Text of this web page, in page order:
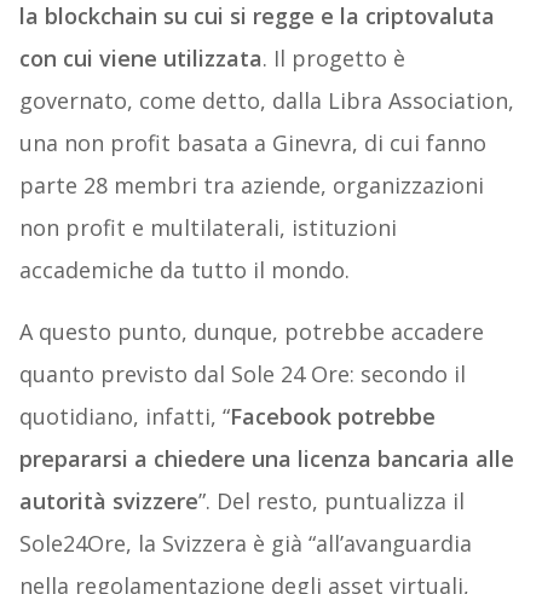
la blockchain su cui si regge e la criptovaluta
con cui viene utilizzata. Il progetto è
governato, come detto, dalla Libra Association,
una non profit basata a Ginevra, di cui fanno
parte 28 membri tra aziende, organizzazioni
non profit e multilaterali, istituzioni
accademiche da tutto il mondo.
A questo punto, dunque, potrebbe accadere
quanto previsto dal Sole 24 Ore: secondo il
quotidiano, infatti, “Facebook potrebbe
prepararsi a chiedere una licenza bancaria alle
autorità svizzere”. Del resto, puntualizza il
Sole24Ore, la Svizzera è già “all’avanguardia
nella regolamentazione degli asset virtuali,